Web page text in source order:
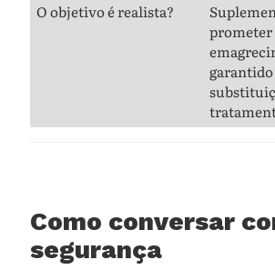
O objetivo é realista?
prometer
Como conversar
segurança